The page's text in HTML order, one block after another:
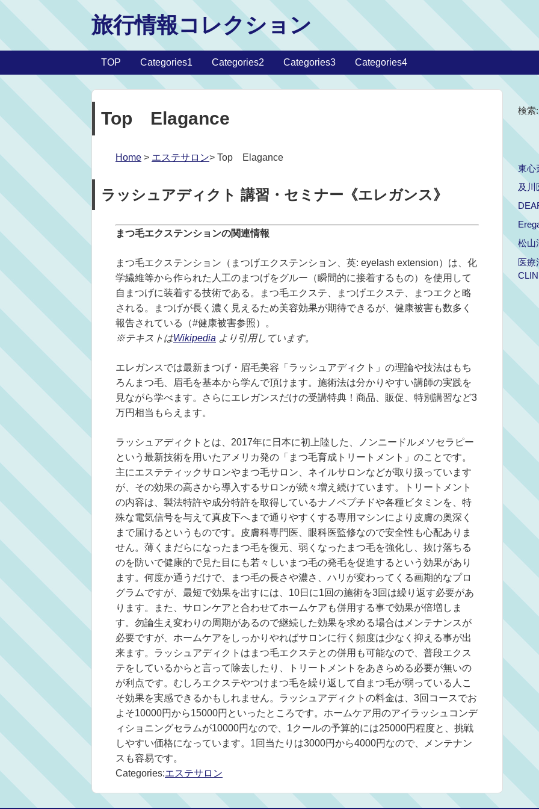
旅行情報コレクション
TOP Categories1 Categories2 Categories3 Categories4
Top Elagance
Home > エステサロン> Top Elagance
ラッシュアディクト 講習・セミナー《エレガンス》
まつ毛エクステンションの関連情報
まつ毛エクステンション（まつげエクステンション、英: eyelash extension）は、化
学繊維等から作られた人工のまつげをグルー（瞬間的に接着するもの）を使用して
自まつげに装着する技術である。まつ毛エクステ、まつげエクステ、まつエクと略
される。まつげが長く濃く見えるため美容効果が期待できるが、健康被害も数多く
報告されている（#健康被害参照）。
※テキストはWikipedia より引用しています。
エレガンスでは最新まつげ・眉毛美容「ラッシュアディクト」の理論や技法はもち
ろんまつ毛、眉毛を基本から学んで頂けます。施術法は分かりやすい講師の実践を
見ながら学べます。さらにエレガンスだけの受講特典！商品、販促、特別講習など3
万円相当もらえます。
ラッシュアディクトとは、2017年に日本に初上陸した、ノンニードルメソセラピー
という最新技術を用いたアメリカ発の「まつ毛育成トリートメント」のことです。
主にエステティックサロンやまつ毛サロン、ネイルサロンなどが取り扱っています
が、その効果の高さから導入するサロンが続々増え続けています。トリートメント
の内容は、製法特許や成分特許を取得しているナノペプチドや各種ビタミンを、特
殊な電気信号を与えて真皮下へまで通りやすくする専用マシンにより皮膚の奥深く
まで届けるというものです。皮膚科専門医、眼科医監修なので安全性も心配ありま
せん。薄くまだらになったまつ毛を復元、弱くなったまつ毛を強化し、抜け落ちる
のを防いで健康的で見た目にも若々しいまつ毛の発毛を促進するという効果があり
ます。何度か通うだけで、まつ毛の長さや濃さ、ハリが変わってくる画期的なプロ
グラムですが、最短で効果を出すには、10日に1回の施術を3回は繰り返す必要があ
ります。また、サロンケアと合わせてホームケアも併用する事で効果が倍増しま
す。勿論生え変わりの周期があるので継続した効果を求める場合はメンテナンスが
必要ですが、ホームケアをしっかりやればサロンに行く頻度は少なく抑える事が出
来ます。ラッシュアディクトはまつ毛エクステとの併用も可能なので、普段エクス
テをしているからと言って除去したり、トリートメントをあきらめる必要が無いの
が利点です。むしろエクステやつけまつ毛を繰り返して自まつ毛が弱っている人こ
そ効果を実感できるかもしれません。ラッシュアディクトの料金は、3回コースでお
よそ10000円から15000円といったところです。ホームケア用のアイラッシュコンデ
ィショニングセラムが10000円なので、1クールの予算的には25000円程度と、挑戦
しやすい価格になっています。1回当たりは3000円から4000円なので、メンテナン
スも容易です。
Categories:エステサロン
検索:
東心
及川
松山
医